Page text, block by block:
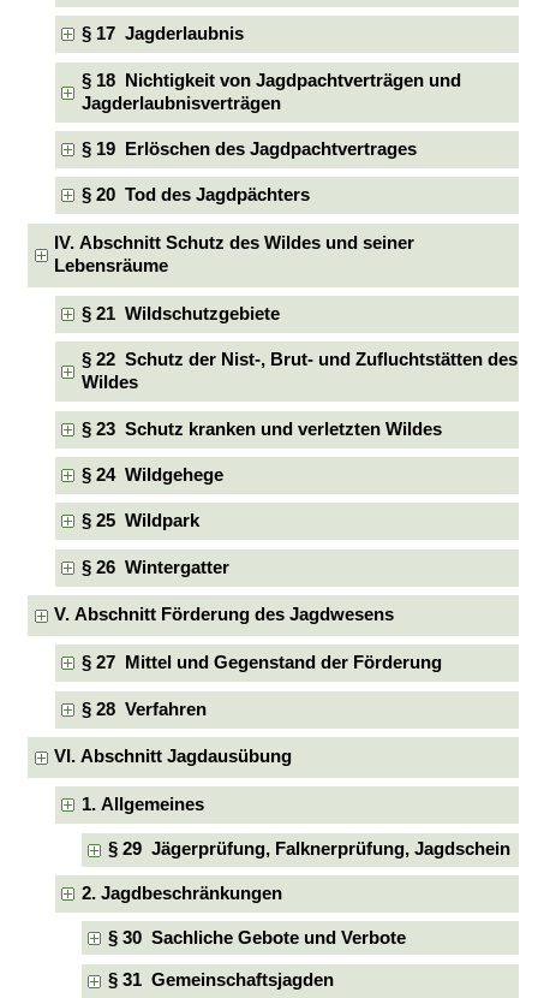
§ 17 Jagderlaubnis
§ 18 Nichtigkeit von Jagdpachtverträgen und
Jagderlaubnisverträgen
§ 19 Erlöschen des Jagdpachtvertrages
§ 20 Tod des Jagdpächters
IV. Abschnitt Schutz des Wildes und seiner
Lebensräume
§ 21 Wildschutzgebiete
§ 22 Schutz der Nist-, Brut- und Zufluchtstätten des
Wildes
§ 23 Schutz kranken und verletzten Wildes
§ 24 Wildgehege
§ 25 Wildpark
§ 26 Wintergatter
V. Abschnitt Förderung des Jagdwesens
§ 27 Mittel und Gegenstand der Förderung
§ 28 Verfahren
VI. Abschnitt Jagdausübung
1. Allgemeines
§ 29 Jägerprüfung, Falknerprüfung, Jagdschein
2. Jagdbeschränkungen
§ 30 Sachliche Gebote und Verbote
§ 31 Gemeinschaftsjagden